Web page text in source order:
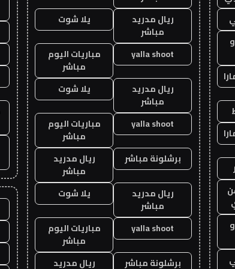
ريال مدريد
مباشر
يلا شوت
yalla shoot
مباريات اليوم
مباشر
ريال مدريد
مباشر
يلا شوت
yalla shoot
مباريات اليوم
مباشر
برشلونة مباشر
ريال مدريد
مباشر
ريال مدريد
مباشر
يلا شوت
yalla shoot
مباريات اليوم
مباشر
برشلونة مباشر
ريال مدريد